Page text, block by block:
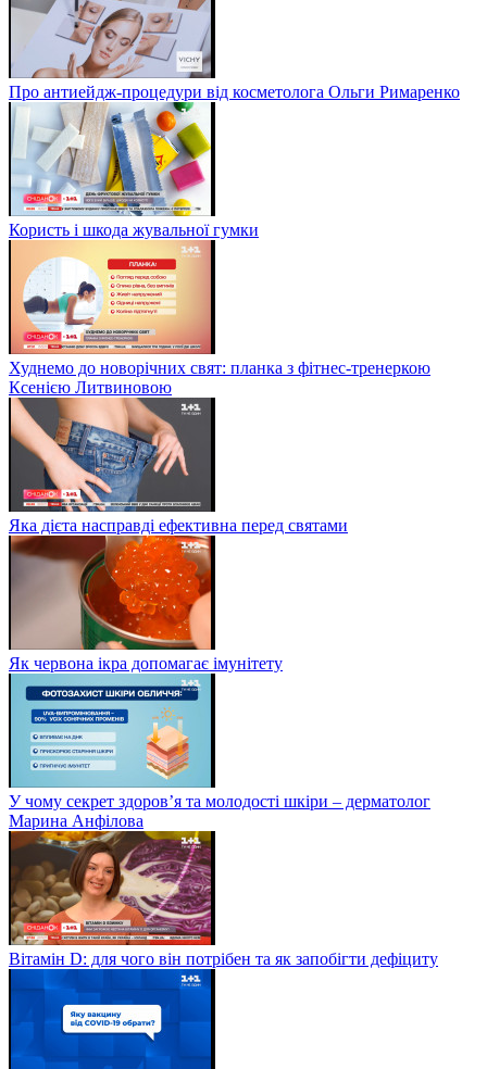
Про антиейдж-процедури від косметолога Ольги Римаренко
Користь і шкода жувальної гумки
Худнемо до новорічних свят: планка з фітнес-тренеркою
Ксенією Литвиновою
Яка дієта насправді ефективна перед святами
Як червона ікра допомагає імунітету
У чому секрет здоров’я та молодості шкіри – дерматолог
Марина Анфілова
Вітамін D: для чого він потрібен та як запобігти дефіциту